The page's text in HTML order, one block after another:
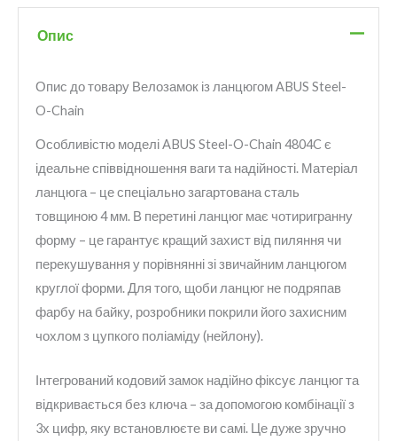
Опис
Опис до товару Велозамок із ланцюгом ABUS Steel-
O-Chain
Особливістю моделі ABUS Steel-O-Chain 4804C є
ідеальне співвідношення ваги та надійності. Матеріал
ланцюга – це спеціально загартована сталь
товщиною 4 мм. В перетині ланцюг має чотиригранну
форму – це гарантує кращий захист від пиляння чи
перекушування у порівнянні зі звичайним ланцюгом
круглої форми. Для того, щоби ланцюг не подряпав
фарбу на байку, розробники покрили його захисним
чохлом з цупкого поліаміду (нейлону).
Інтегрований кодовий замок надійно фіксує ланцюг та
відкривається без ключа – за допомогою комбінації з
3х цифр, яку встановлюєте ви самі. Це дуже зручно